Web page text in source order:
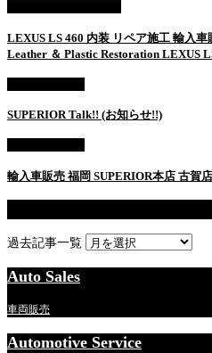
LEXUS LS 460 内装 リペア施工 輸入
Leather ＆ Plastic Restoration LEXUS
SUPERIOR Talk!! (お知らせ!!)
輸入車販売 福岡 SUPERIOR本店 古賀店
過去記事一覧
Auto Sales
車両販売
Automotive Service